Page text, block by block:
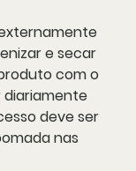
e secar
com o
diariamente
deve ser
nas